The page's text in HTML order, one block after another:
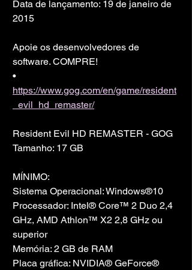
Data de lançamento: 19 de janeiro de
2015
Apoie os desenvolvedores de
software. COMPRE!
•
https://www.gog.com/en/game/resident
_evil_hd_remaster/
Resident Evil HD REMASTER - GOG
Tamanho: 17 GB
MÍNIMO:
Sistema Operacional: Windows®10
Processador: Intel® Core™ 2 Duo 2,4
GHz, AMD Athlon™ X2 2,8 GHz ou
superior
Memória: 2 GB de RAM
Placa gráfica: NVIDIA® GeForce®